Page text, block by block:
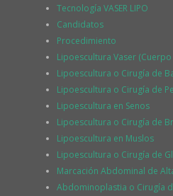
Tecnología VASER LIPO
Candidatos
Procedimiento
Lipoescultura Vaser
Lipoescultura o Cirugía de
Lipoescultura o Cirugía de
Lipoescultura en Senos
Lipoescultura o Cirugía de
Lipoescultura en Muslos
Lipoescultura o Cirugía de
Marcación Abdominal de
Abdominoplastia o Cirugía